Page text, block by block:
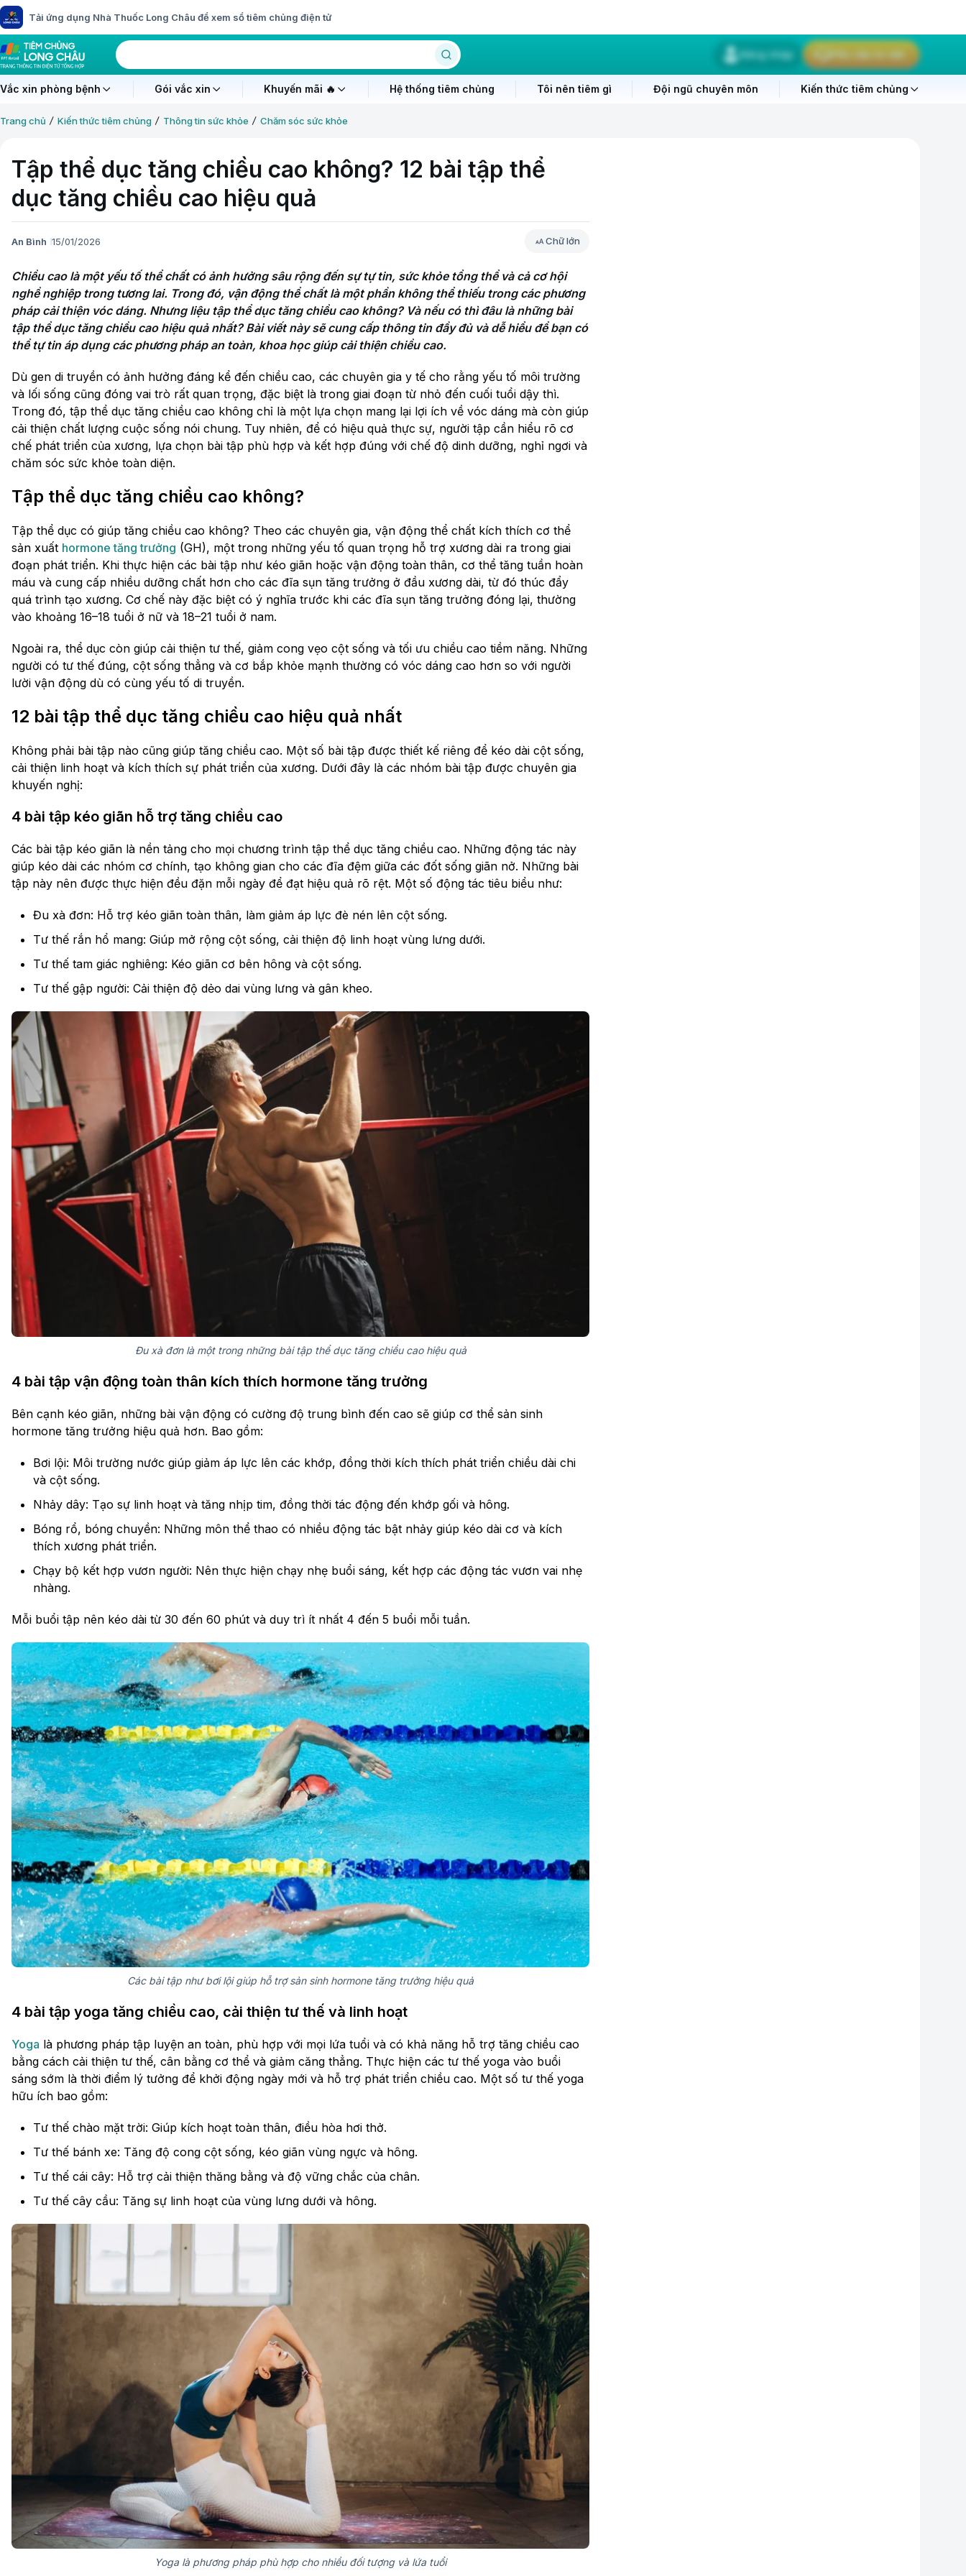
Tải ứng dụng Nhà Thuốc Long Châu để xem sổ tiêm chủng điện tử
Đăng nhập Yêu cầu tư vấn
Vắc xin phòng bệnh Gói vắc xin Khuyến mãi 🔥 Hệ thống tiêm chủng Tôi nên tiêm gì Đội ngũ chuyên môn Kiến thức tiêm chủng
Trang chủ Kiến thức tiêm chủng Thông tin sức khỏe Chăm sóc sức khỏe
Tập thể dục tăng chiều cao không? 12 bài tập thể
dục tăng chiều cao hiệu quả
An Bình 15/01/2026 Chữ lớn
Chiều cao là một yếu tố thể chất có ảnh hưởng sâu rộng đến sự tự tin, sức khỏe tổng thể và cả cơ hội
nghề nghiệp trong tương lai. Trong đó, vận động thể chất là một phần không thể thiếu trong các phương
pháp cải thiện vóc dáng. Nhưng liệu tập thể dục tăng chiều cao không? Và nếu có thì đâu là những bài
tập thể dục tăng chiều cao hiệu quả nhất? Bài viết này sẽ cung cấp thông tin đầy đủ và dễ hiểu để bạn có
thể tự tin áp dụng các phương pháp an toàn, khoa học giúp cải thiện chiều cao.
Dù gen di truyền có ảnh hưởng đáng kể đến chiều cao, các chuyên gia y tế cho rằng yếu tố môi trường
và lối sống cũng đóng vai trò rất quan trọng, đặc biệt là trong giai đoạn từ nhỏ đến cuối tuổi dậy thì.
Trong đó, tập thể dục tăng chiều cao không chỉ là một lựa chọn mang lại lợi ích về vóc dáng mà còn giúp
cải thiện chất lượng cuộc sống nói chung. Tuy nhiên, để có hiệu quả thực sự, người tập cần hiểu rõ cơ
chế phát triển của xương, lựa chọn bài tập phù hợp và kết hợp đúng với chế độ dinh dưỡng, nghỉ ngơi và
chăm sóc sức khỏe toàn diện.
Tập thể dục tăng chiều cao không?
Tập thể dục có giúp tăng chiều cao không? Theo các chuyên gia, vận động thể chất kích thích cơ thể
sản xuất hormone tăng trưởng (GH), một trong những yếu tố quan trọng hỗ trợ xương dài ra trong giai
đoạn phát triển. Khi thực hiện các bài tập như kéo giãn hoặc vận động toàn thân, cơ thể tăng tuần hoàn
máu và cung cấp nhiều dưỡng chất hơn cho các đĩa sụn tăng trưởng ở đầu xương dài, từ đó thúc đẩy
quá trình tạo xương. Cơ chế này đặc biệt có ý nghĩa trước khi các đĩa sụn tăng trưởng đóng lại, thường
vào khoảng 16–18 tuổi ở nữ và 18–21 tuổi ở nam.
Ngoài ra, thể dục còn giúp cải thiện tư thế, giảm cong vẹo cột sống và tối ưu chiều cao tiềm năng. Những
người có tư thế đúng, cột sống thẳng và cơ bắp khỏe mạnh thường có vóc dáng cao hơn so với người
lười vận động dù có cùng yếu tố di truyền.
12 bài tập thể dục tăng chiều cao hiệu quả nhất
Không phải bài tập nào cũng giúp tăng chiều cao. Một số bài tập được thiết kế riêng để kéo dài cột sống,
cải thiện linh hoạt và kích thích sự phát triển của xương. Dưới đây là các nhóm bài tập được chuyên gia
khuyến nghị:
4 bài tập kéo giãn hỗ trợ tăng chiều cao
Các bài tập kéo giãn là nền tảng cho mọi chương trình tập thể dục tăng chiều cao. Những động tác này
giúp kéo dài các nhóm cơ chính, tạo không gian cho các đĩa đệm giữa các đốt sống giãn nở. Những bài
tập này nên được thực hiện đều đặn mỗi ngày để đạt hiệu quả rõ rệt. Một số động tác tiêu biểu như:
Đu xà đơn: Hỗ trợ kéo giãn toàn thân, làm giảm áp lực đè nén lên cột sống.
Tư thế rắn hổ mang: Giúp mở rộng cột sống, cải thiện độ linh hoạt vùng lưng dưới.
Tư thế tam giác nghiêng: Kéo giãn cơ bên hông và cột sống.
Tư thế gập người: Cải thiện độ dẻo dai vùng lưng và gân kheo.
Đu xà đơn là một trong những bài tập thể dục tăng chiều cao hiệu quả
4 bài tập vận động toàn thân kích thích hormone tăng trưởng
Bên cạnh kéo giãn, những bài vận động có cường độ trung bình đến cao sẽ giúp cơ thể sản sinh
hormone tăng trưởng hiệu quả hơn. Bao gồm:
Bơi lội: Môi trường nước giúp giảm áp lực lên các khớp, đồng thời kích thích phát triển chiều dài chi
và cột sống.
Nhảy dây: Tạo sự linh hoạt và tăng nhịp tim, đồng thời tác động đến khớp gối và hông.
Bóng rổ, bóng chuyền: Những môn thể thao có nhiều động tác bật nhảy giúp kéo dài cơ và kích
thích xương phát triển.
Chạy bộ kết hợp vươn người: Nên thực hiện chạy nhẹ buổi sáng, kết hợp các động tác vươn vai nhẹ
nhàng.
Mỗi buổi tập nên kéo dài từ 30 đến 60 phút và duy trì ít nhất 4 đến 5 buổi mỗi tuần.
Các bài tập như bơi lội giúp hỗ trợ sản sinh hormone tăng trưởng hiệu quả
4 bài tập yoga tăng chiều cao, cải thiện tư thế và linh hoạt
Yoga là phương pháp tập luyện an toàn, phù hợp với mọi lứa tuổi và có khả năng hỗ trợ tăng chiều cao
bằng cách cải thiện tư thế, cân bằng cơ thể và giảm căng thẳng. Thực hiện các tư thế yoga vào buổi
sáng sớm là thời điểm lý tưởng để khởi động ngày mới và hỗ trợ phát triển chiều cao. Một số tư thế yoga
hữu ích bao gồm:
Tư thế chào mặt trời: Giúp kích hoạt toàn thân, điều hòa hơi thở.
Tư thế bánh xe: Tăng độ cong cột sống, kéo giãn vùng ngực và hông.
Tư thế cái cây: Hỗ trợ cải thiện thăng bằng và độ vững chắc của chân.
Tư thế cây cầu: Tăng sự linh hoạt của vùng lưng dưới và hông.
Yoga là phương pháp phù hợp cho nhiều đối tượng và lứa tuổi